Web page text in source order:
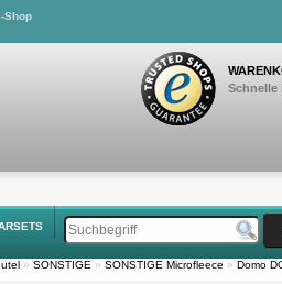
Shop
Schnelle
» SONSTIGE » SONSTIGE Microfleece » Domo